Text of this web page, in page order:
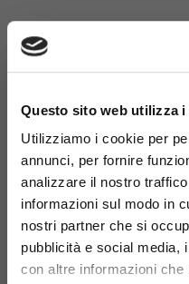
Questo sito web utilizza i
Utilizziamo i cookie per
annunci, per fornire
analizzare il nostro
informazioni sul modo in
nostri partner che si
pubblicità e social media,
con altre informazioni che